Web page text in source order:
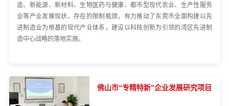
造、新能源、新材料、生物医药与健康、都市型现代农业、生产性服务
业等产业发展现状、存在的限制瓶颈，有力推动了东莞市全面构建以先
进制造业为根基的现代产业体系，建设以科技创新为引领的湾区先进制
造中心战略的落地实施。
佛山市“专精特新”企业发展研究项目